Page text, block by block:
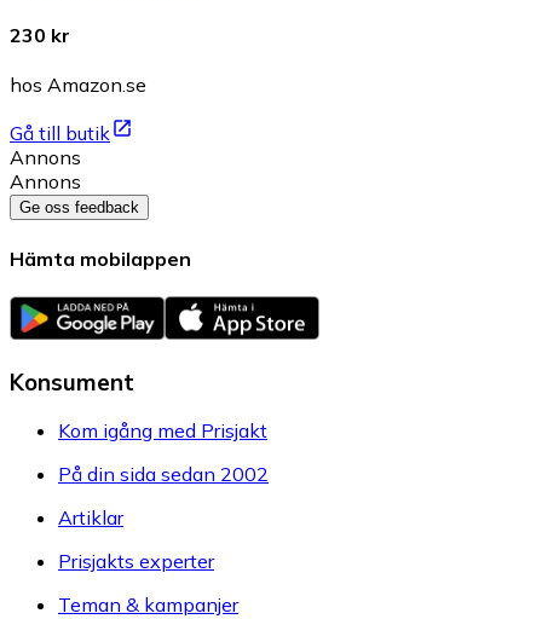
230 kr
hos Amazon.se
Gå till butik
Annons
Annons
Ge oss feedback
Hämta mobilappen
Konsument
Kom igång med Prisjakt
På din sida sedan 2002
Artiklar
Prisjakts experter
Teman & kampanjer